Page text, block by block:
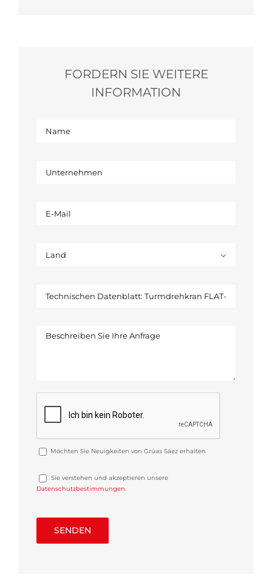
FORDERN SIE WEITERE
INFORMATION

Möchten Sie Neuigkeiten von Grúas Sáez erhalten
Sie verstehen und akzeptieren unsere
Datenschutzbestimmungen.